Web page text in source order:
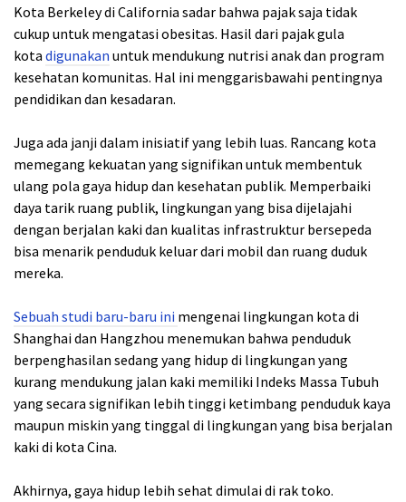
Kota Berkeley di California sadar bahwa pajak saja tidak
cukup untuk mengatasi obesitas. Hasil dari pajak gula
kota digunakan untuk mendukung nutrisi anak dan program
kesehatan komunitas. Hal ini menggarisbawahi pentingnya
pendidikan dan kesadaran.
Juga ada janji dalam inisiatif yang lebih luas. Rancang kota
memegang kekuatan yang signifikan untuk membentuk
ulang pola gaya hidup dan kesehatan publik. Memperbaiki
daya tarik ruang publik, lingkungan yang bisa dijelajahi
dengan berjalan kaki dan kualitas infrastruktur bersepeda
bisa menarik penduduk keluar dari mobil dan ruang duduk
mereka.
Sebuah studi baru-baru ini mengenai lingkungan kota di
Shanghai dan Hangzhou menemukan bahwa penduduk
berpenghasilan sedang yang hidup di lingkungan yang
kurang mendukung jalan kaki memiliki Indeks Massa Tubuh
yang secara signifikan lebih tinggi ketimbang penduduk kaya
maupun miskin yang tinggal di lingkungan yang bisa berjalan
kaki di kota Cina.
Akhirnya, gaya hidup lebih sehat dimulai di rak toko.